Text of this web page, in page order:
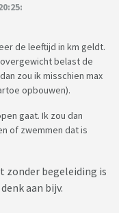
de leeftijd in km geldt.
belast de
zou ik misschien max
opbouwen).
gaat. Ik zou dan
of zwemmen dat is
zonder begeleiding is
aan bijv.